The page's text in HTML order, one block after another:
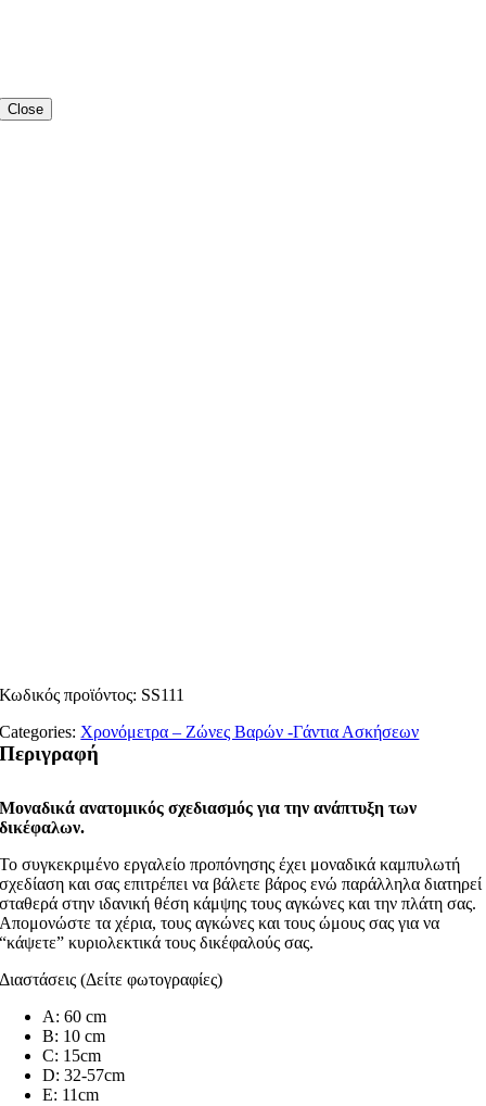
Close
Κωδικός προϊόντος: SS111
Categories:Χρονόμετρα – Ζώνες Βαρών -Γάντια Ασκήσεων
Περιγραφή
Μοναδικά ανατομικός σχεδιασμός για την ανάπτυξη των
δικέφαλων.
Το συγκεκριμένο εργαλείο προπόνησης έχει μοναδικά καμπυλωτή
σχεδίαση και σας επιτρέπει να βάλετε βάρος ενώ παράλληλα διατηρεί
σταθερά στην ιδανική θέση κάμψης τους αγκώνες και την πλάτη σας.
Απομονώστε τα χέρια, τους αγκώνες και τους ώμους σας για να
“κάψετε” κυριολεκτικά τους δικέφαλούς σας.
Διαστάσεις (Δείτε φωτογραφίες)
Α: 60 cm
Β: 10 cm
C: 15cm
D: 32-57cm
E: 11cm